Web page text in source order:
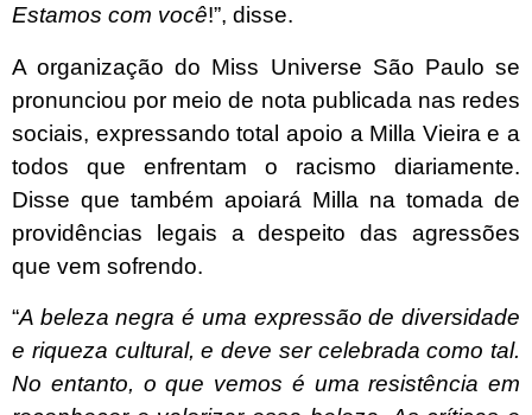
Estamos com você!”, disse.
A organização do Miss Universe São Paulo se
pronunciou por meio de nota publicada nas redes
sociais, expressando total apoio a Milla Vieira e a
todos que enfrentam o racismo diariamente.
Disse que também apoiará Milla na tomada de
providências legais a despeito das agressões
que vem sofrendo.
“A beleza negra é uma expressão de diversidade
e riqueza cultural, e deve ser celebrada como tal.
No entanto, o que vemos é uma resistência em